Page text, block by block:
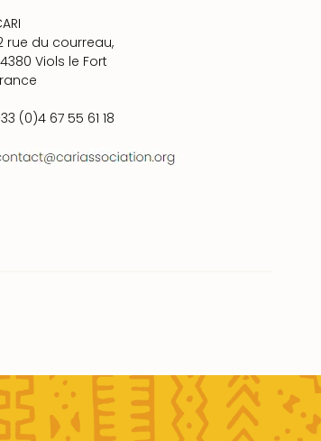
rue du courreau,
Viols le Fort
(0)4 67 55 61 18